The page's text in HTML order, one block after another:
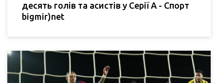
десять голів та асистів у Серії А - Спорт
bigmir)net